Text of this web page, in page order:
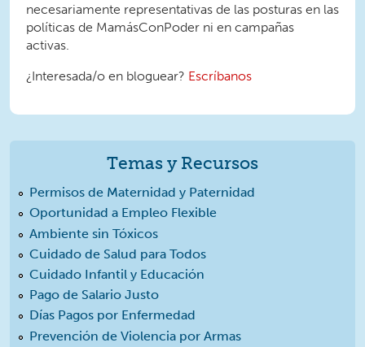
necesariamente representativas de las posturas en las
políticas de MamásConPoder ni en campañas
activas.
¿Interesada/o en bloguear? Escríbanos
Temas y Recursos
Permisos de Maternidad y Paternidad
Oportunidad a Empleo Flexible
Ambiente sin Tóxicos
Cuidado de Salud para Todos
Cuidado Infantil y Educación
Pago de Salario Justo
Días Pagos por Enfermedad
Prevención de Violencia por Armas